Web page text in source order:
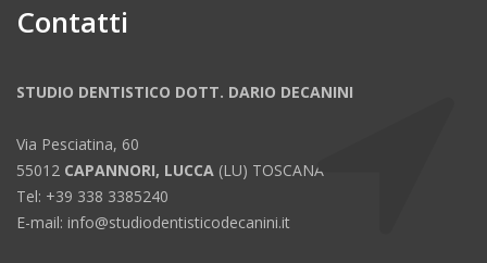
Contatti
STUDIO DENTISTICO DOTT. DARIO DECANINI
Via Pesciatina, 60
55012 CAPANNORI, LUCCA (LU) TOSCANA
Tel: +39 338 3385240
E-mail: info@studiodentisticodecanini.it